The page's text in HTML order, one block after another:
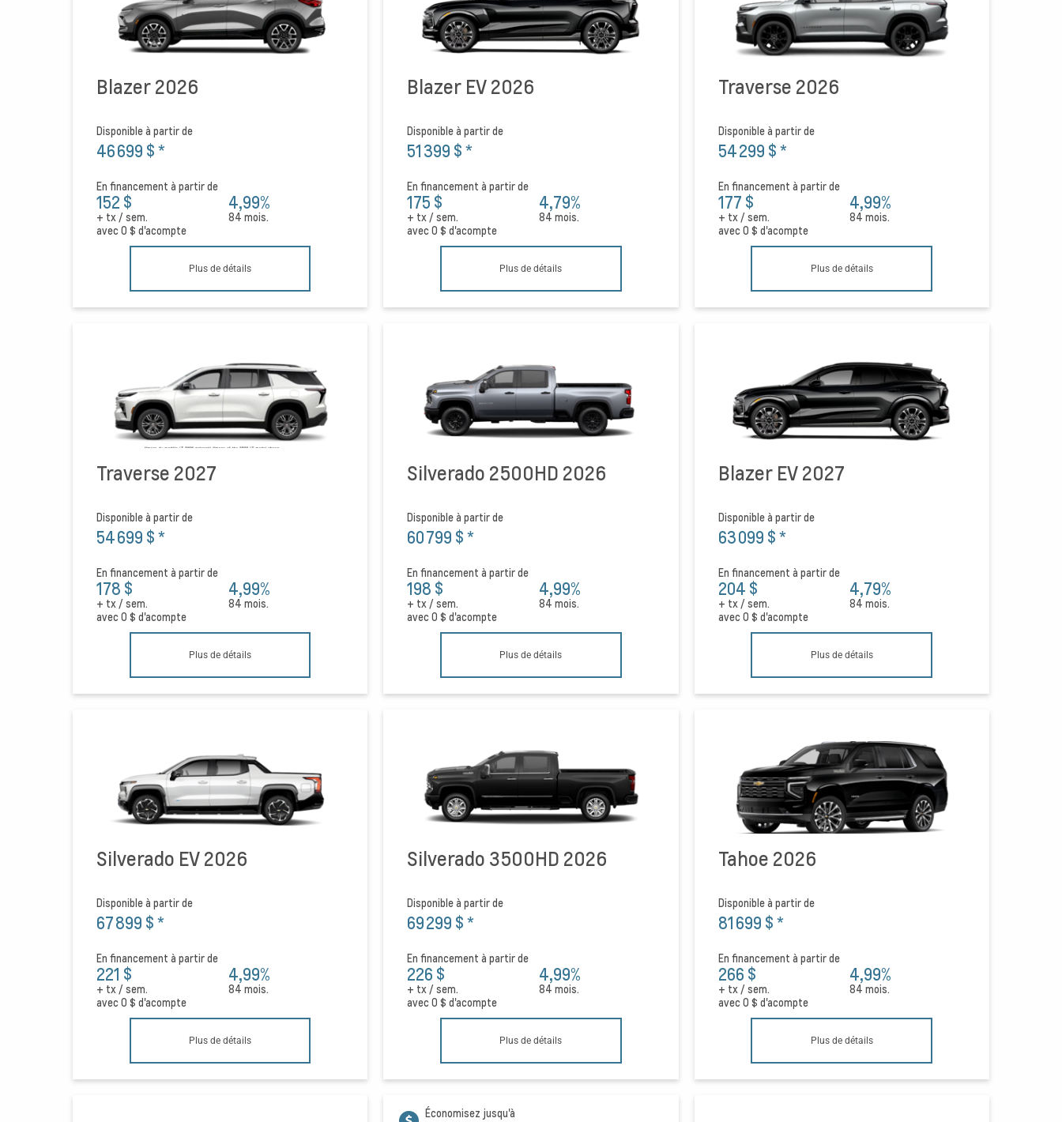
Blazer 2026
Disponible à partir de
46 699 $*
En financement à partir de
152 $
+ tx / sem.
4,99%
84 mois.
avec0 $ d'acompte
Plus de détails
Blazer EV 2026
Disponible à partir de
51 399 $*
En financement à partir de
175 $
+ tx / sem.
4,79%
84 mois.
avec 0 $ d'acompte
Plus de détails
Traverse 2026
Disponible à partir de
54 299 $*
En financement à partir de
177 $
+ tx / sem.
4,99%
84 mois.
avec 0 $ d'acompte
Plus de détails
Traverse 2027
Disponible à partir de
54 699 $*
En financement à partir de
178 $
+ tx / sem.
4,99%
84 mois.
avec0 $ d'acompte
Plus de détails
Silverado 2500HD 2026
Disponible à partir de
60 799 $*
En financement à partir de
198 $
+ tx / sem.
4,99%
84 mois.
avec 0 $ d'acompte
Plus de détails
Blazer EV 2027
Disponible à partir de
63 099 $*
En financement à partir de
204 $
+ tx / sem.
4,79%
84 mois.
avec 0 $ d'acompte
Plus de détails
Silverado EV 2026
Disponible à partir de
67 899 $*
En financement à partir de
221 $
+ tx / sem.
4,99%
84 mois.
avec0 $ d'acompte
Plus de détails
Silverado 3500HD 2026
Disponible à partir de
69 299 $*
En financement à partir de
226 $
+ tx / sem.
4,99%
84 mois.
avec 0 $ d'acompte
Plus de détails
Tahoe 2026
Disponible à partir de
81 699 $*
En financement à partir de
266 $
+ tx / sem.
4,99%
84 mois.
avec 0 $ d'acompte
Plus de détails
Économisez jusqu'à